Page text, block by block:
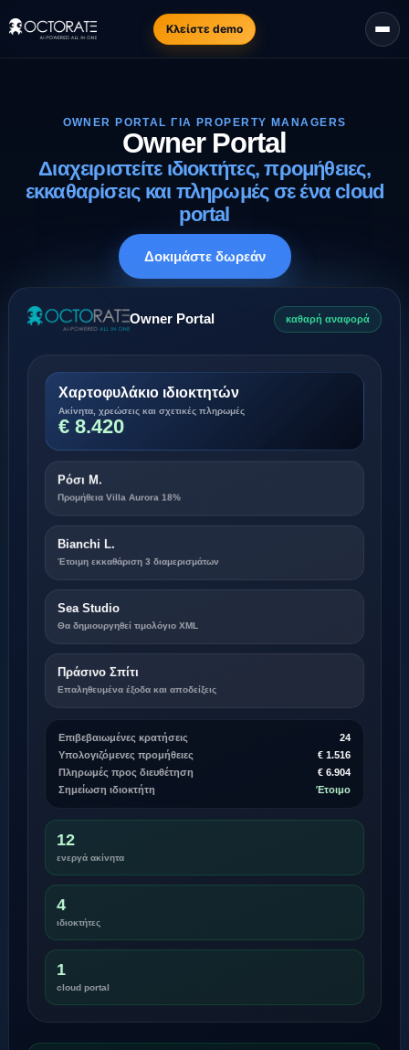
Κλείστε demo
OWNER PORTAL ΓΙΑ PROPERTY MANAGERS
Owner Portal
Διαχειριστείτε ιδιοκτήτες, προμήθειες,
εκκαθαρίσεις και πληρωμές σε ένα cloud
portal
Δοκιμάστε δωρεάν
Owner Portal καθαρή αναφορά
Χαρτοφυλάκιο ιδιοκτητών
Ακίνητα, χρεώσεις και σχετικές πληρωμές
€ 8.420
Ρόσι Μ.
Προμήθεια Villa Aurora 18%
Bianchi L.
Έτοιμη εκκαθάριση 3 διαμερισμάτων
Sea Studio
Θα δημιουργηθεί τιμολόγιο XML
Πράσινο Σπίτι
Επαληθευμένα έξοδα και αποδείξεις
Επιβεβαιωμένες κρατήσεις
24
Υπολογιζόμενες προμήθειες
€ 1.516
Πληρωμές προς διευθέτηση
€ 6.904
Σημείωση ιδιοκτήτη
Έτοιμο
12
ενεργά ακίνητα
4
ιδιοκτήτες
1
cloud portal